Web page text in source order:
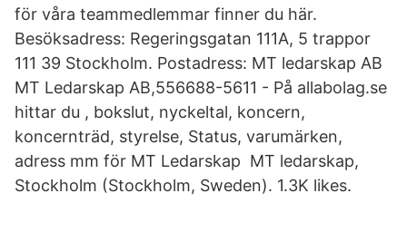
för våra teammedlemmar finner du här.
Besöksadress: Regeringsgatan 111A, 5 trappor
111 39 Stockholm. Postadress: MT ledarskap AB
MT Ledarskap AB,556688-5611 - På allabolag.se
hittar du , bokslut, nyckeltal, koncern,
koncernträd, styrelse, Status, varumärken,
adress mm för MT Ledarskap MT ledarskap,
Stockholm (Stockholm, Sweden). 1.3K likes.